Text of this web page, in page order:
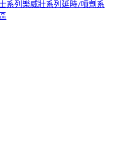
系列 樂威壯系列 延時/噴劑系